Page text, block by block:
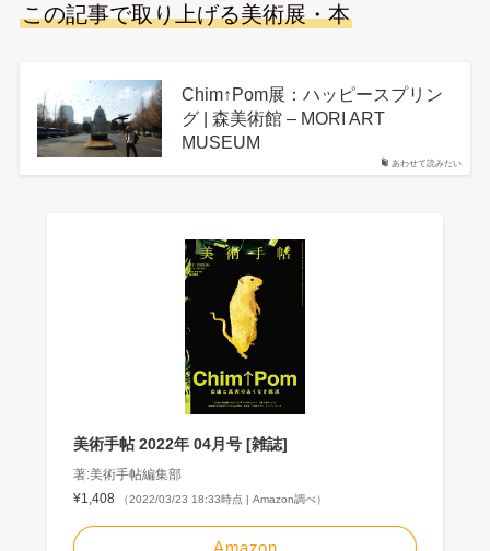
この記事で取り上げる美術展・本
あわせて読みたい
Chim↑Pom展：ハッピースプリン
グ | 森美術館 – MORI ART
MUSEUM
美術手帖 2022年 04月号 [雑誌]
著:美術手帖編集部
¥1,408
（2022/03/23 18:33時点 | Amazon調べ）